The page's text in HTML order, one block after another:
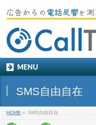
MENU
SMS自由自在
HOME » SMS自由自在